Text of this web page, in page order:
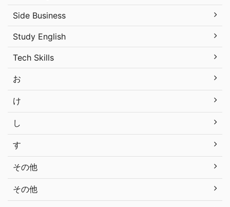
Side Business
Study English
Tech Skills
お
け
し
す
その他
その他